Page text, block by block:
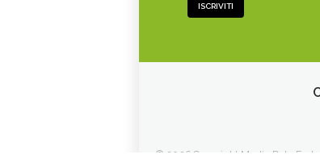
ISCRIVITI
© 2026 Copyright Media Data